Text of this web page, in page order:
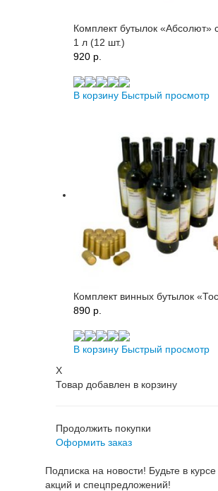
Комплект бутылок «Абсолют»
1 л (12 шт.)
920 p.
В корзину Быстрый просмотр
Комплект винных бутылок
890 p.
В корзину Быстрый просмотр
X
Товар добавлен в корзину
Продолжить покупки
Оформить заказ
Подписка на новости! Будьте в
акций и спецпредложений!